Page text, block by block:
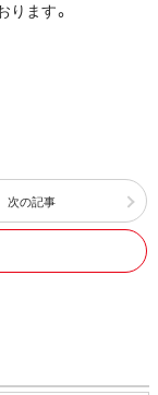
ります。
次の記事